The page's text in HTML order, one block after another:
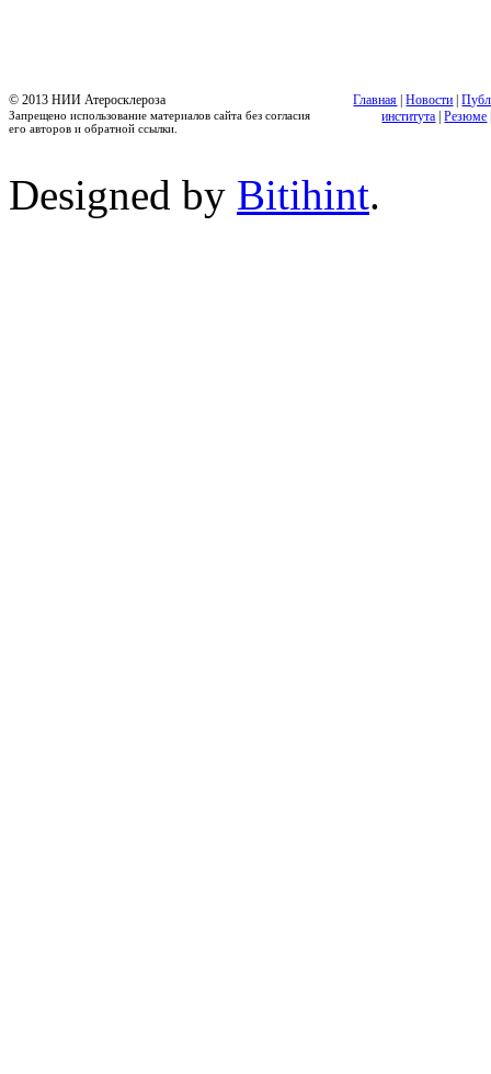
© 2013 НИИ Атеросклероза
Запрещено использование материалов сайта без согласия
его авторов и обратной ссылки.
Главная |Новости |
института |Резюме
Designed by Bitihint.